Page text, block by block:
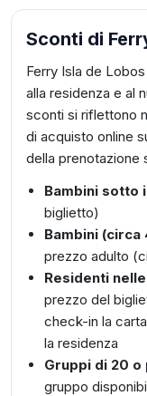
Sconti di
Ferry Isla de
alla residenza e al
sconti si riflettono
di acquisto online
della prenotazione
Bambini sotto
biglietto)
Bambini (circa
prezzo adulto
Residenti
prezzo del
check-in la
la residenza
Gruppi di 20
gruppo